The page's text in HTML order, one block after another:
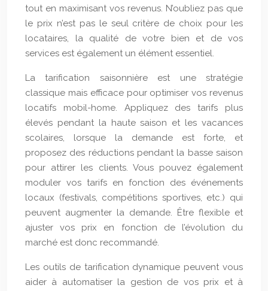
tout en maximisant vos revenus. N’oubliez pas que
le prix n’est pas le seul critère de choix pour les
locataires, la qualité de votre bien et de vos
services est également un élément essentiel.
La tarification saisonnière est une stratégie
classique mais efficace pour optimiser vos revenus
locatifs mobil-home. Appliquez des tarifs plus
élevés pendant la haute saison et les vacances
scolaires, lorsque la demande est forte, et
proposez des réductions pendant la basse saison
pour attirer les clients. Vous pouvez également
moduler vos tarifs en fonction des événements
locaux (festivals, compétitions sportives, etc.) qui
peuvent augmenter la demande. Être flexible et
ajuster vos prix en fonction de l’évolution du
marché est donc recommandé.
Les outils de tarification dynamique peuvent vous
aider à automatiser la gestion de vos prix et à